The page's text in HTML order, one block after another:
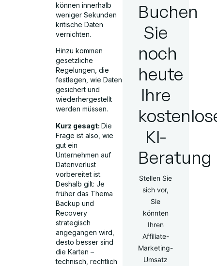
können innerhalb
weniger Sekunden
kritische Daten
vernichten.
Hinzu kommen
gesetzliche
Regelungen, die
festlegen, wie Daten
gesichert und
wiederhergestellt
werden müssen.
Kurz gesagt:Die
Frage ist also, wie
gut ein
Unternehmen auf
Datenverlust
vorbereitet ist.
Deshalb gilt: Je
früher das Thema
Backup und
Recovery
strategisch
angegangen wird,
desto besser sind
die Karten –
technisch, rechtlich
Buchen
Sie
noch
heute
Ihre
KI-
Beratung
Stellen Sie
sich vor,
Sie
könnten
Ihren
Affiliate-
Marketing-
Umsatz